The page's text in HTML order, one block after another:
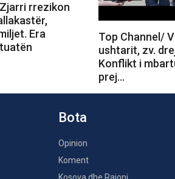
rrezikon
Era
Top Channel/
ushtarit, zv.
Konflikt i
prej…
Bota
Opinion
Koment
Kosova dhe Rajoni